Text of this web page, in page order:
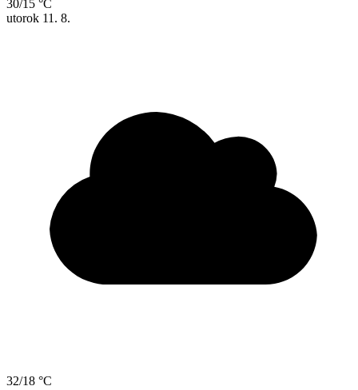
30/15 °C
utorok 11. 8.
32/18 °C